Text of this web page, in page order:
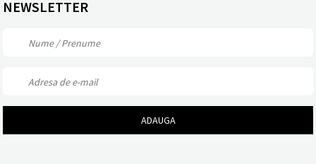
NEWSLETTER